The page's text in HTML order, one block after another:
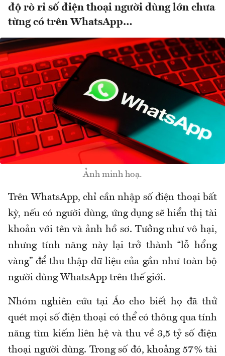
độ rò rỉ số điện thoại người dùng lớn chưa
từng có trên WhatsApp…
Ảnh minh hoạ.
Trên WhatsApp, chỉ cần nhập số điện thoại bất
kỳ, nếu có người dùng, ứng dụng sẽ hiển thị tài
khoản với tên và ảnh hồ sơ. Tưởng như vô hại,
nhưng tính năng này lại trở thành “lỗ hổng
vàng” để thu thập dữ liệu của gần như toàn bộ
người dùng WhatsApp trên thế giới.
Nhóm nghiên cứu tại Áo cho biết họ đã thử
quét mọi số điện thoại có thể có thông qua tính
năng tìm kiếm liên hệ và thu về 3,5 tỷ số điện
thoại người dùng. Trong số đó, khoảng 57% tài